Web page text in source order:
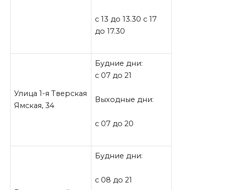
с 13 до 13.30 с 17
до 17.30
Улица 1-я Тверская
Ямская, 34
Будние дни:
с 07 до 21
Выходные дни:
с 07 до 20
Будние дни:
с 08 до 21